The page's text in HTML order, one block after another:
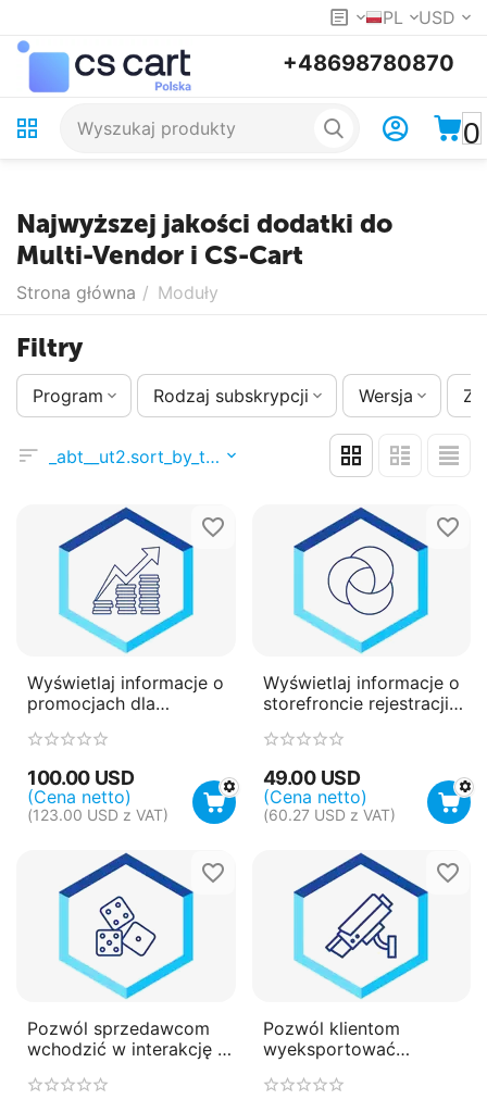
PL USD
+48698780870
0
Najwyższej jakości dodatki do
Multi-Vendor i CS-Cart
Strona główna / Moduły
Filtry
Program Rodzaj subskrypcji Wersja
_abt__ut2.sort_by_timestamp_
Wyświetlaj informacje o
promocjach dla
100.00 USD
(Cena netto)
(123.00 USD z VAT)
Wyświetlaj informacje o
storefroncie rejestracji
49.00 USD
(Cena netto)
(60.27 USD z VAT)
Pozwól sprzedawcom
wchodzić w interakcję z
Pozwól klientom
wyeksportować
sprzedawców